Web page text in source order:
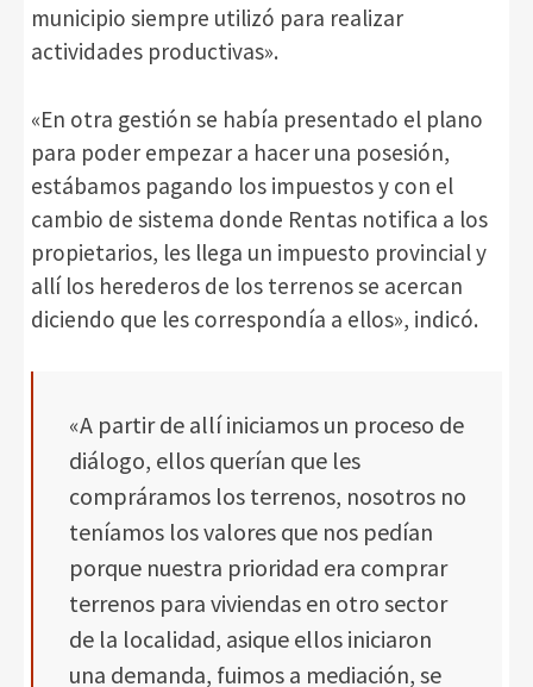
municipio siempre utilizó para realizar
actividades productivas».
«En otra gestión se había presentado el plano
para poder empezar a hacer una posesión,
estábamos pagando los impuestos y con el
cambio de sistema donde Rentas notifica a los
propietarios, les llega un impuesto provincial y
allí los herederos de los terrenos se acercan
diciendo que les correspondía a ellos», indicó.
«A partir de allí iniciamos un proceso de
diálogo, ellos querían que les
compráramos los terrenos, nosotros no
teníamos los valores que nos pedían
porque nuestra prioridad era comprar
terrenos para viviendas en otro sector
de la localidad, asique ellos iniciaron
una demanda, fuimos a mediación, se